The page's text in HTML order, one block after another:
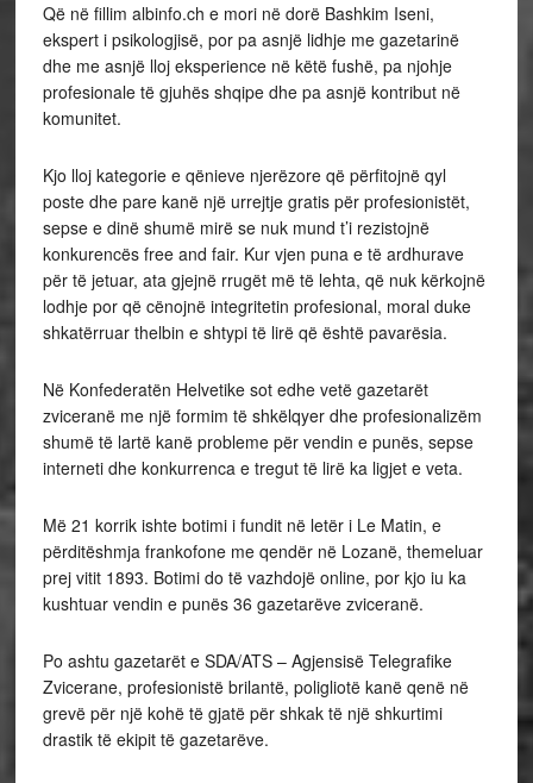
Që në fillim albinfo.ch e mori në dorë Bashkim Iseni,
ekspert i psikologjisë, por pa asnjë lidhje me gazetarinë
dhe me asnjë lloj eksperience në këtë fushë, pa njohje
profesionale të gjuhës shqipe dhe pa asnjë kontribut në
komunitet.
Kjo lloj kategorie e qënieve njerëzore që përfitojnë qyl
poste dhe pare kanë një urrejtje gratis për profesionistët,
sepse e dinë shumë mirë se nuk mund t’i rezistojnë
konkurencës free and fair. Kur vjen puna e të ardhurave
për të jetuar, ata gjejnë rrugët më të lehta, që nuk kërkojnë
lodhje por që cënojnë integritetin profesional, moral duke
shkatërruar thelbin e shtypi të lirë që është pavarësia.
Në Konfederatën Helvetike sot edhe vetë gazetarët
zviceranë me një formim të shkëlqyer dhe profesionalizëm
shumë të lartë kanë probleme për vendin e punës, sepse
interneti dhe konkurrenca e tregut të lirë ka ligjet e veta.
Më 21 korrik ishte botimi i fundit në letër i Le Matin, e
përditëshmja frankofone me qendër në Lozanë, themeluar
prej vitit 1893. Botimi do të vazhdojë online, por kjo iu ka
kushtuar vendin e punës 36 gazetarëve zviceranë.
Po ashtu gazetarët e SDA/ATS – Agjensisë Telegrafike
Zvicerane, profesionistë brilantë, poligliotë kanë qenë në
grevë për një kohë të gjatë për shkak të një shkurtimi
drastik të ekipit të gazetarëve.